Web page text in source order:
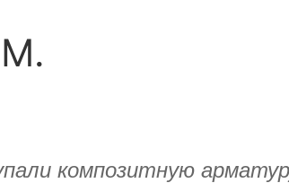
композитную